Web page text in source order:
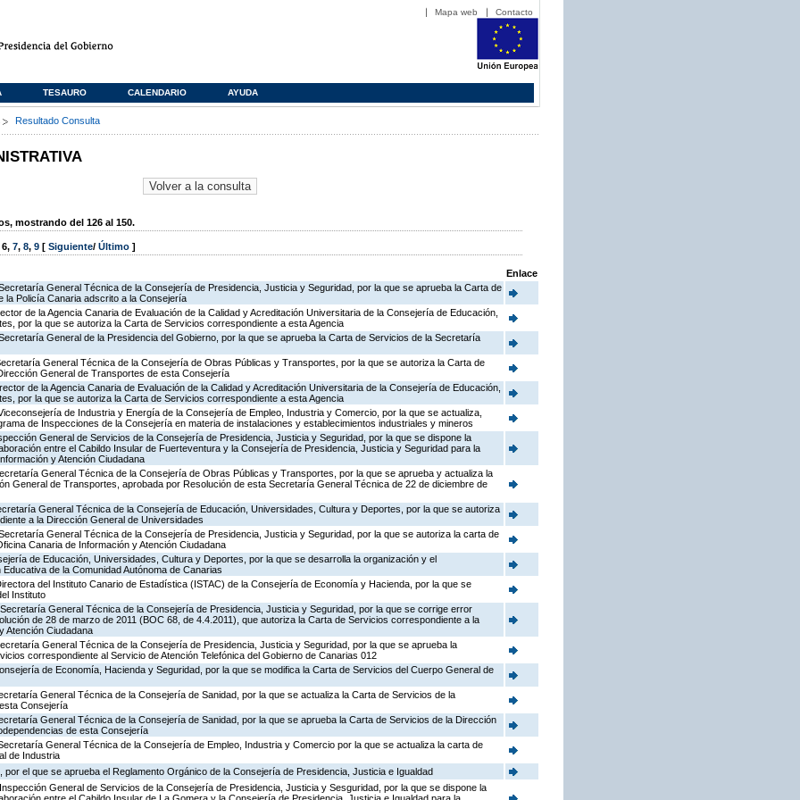
Mapa web Contacto
TESAURO CALENDARIO AYUDA
Resultado Consulta
mostrando del 126 al 150.
6, 7, 8, 9 [ Siguiente/ Último ]
Enlace
General Técnica de la Consejería de Presidencia, Justicia y Seguridad, por la que se aprueba la Carta de
la Policía Canaria adscrito a la Consejería
de la Agencia Canaria de Evaluación de la Calidad y Acreditación Universitaria de la Consejería de Educación,
por la que se autoriza la Carta de Servicios correspondiente a esta Agencia
General de la Presidencia del Gobierno, por la que se aprueba la Carta de Servicios de la Secretaría
General Técnica de la Consejería de Obras Públicas y Transportes, por la que se autoriza la Carta de
General de Transportes de esta Consejería
de la Agencia Canaria de Evaluación de la Calidad y Acreditación Universitaria de la Consejería de Educación,
por la que se autoriza la Carta de Servicios correspondiente a esta Agencia
de Industria y Energía de la Consejería de Empleo, Industria y Comercio, por la que se actualiza,
de Inspecciones de la Consejería en materia de instalaciones y establecimientos industriales y mineros
General de Servicios de la Consejería de Presidencia, Justicia y Seguridad, por la que se dispone la
entre el Cabildo Insular de Fuerteventura y la Consejería de Presidencia, Justicia y Seguridad para la
y Atención Ciudadana
General Técnica de la Consejería de Obras Públicas y Transportes, por la que se aprueba y actualiza la
General de Transportes, aprobada por Resolución de esta Secretaría General Técnica de 22 de diciembre de
General Técnica de la Consejería de Educación, Universidades, Cultura y Deportes, por la que se autoriza
a la Dirección General de Universidades
General Técnica de la Consejería de Presidencia, Justicia y Seguridad, por la que se autoriza la carta de
Canaria de Información y Atención Ciudadana
de Educación, Universidades, Cultura y Deportes, por la que se desarrolla la organización y el
de la Comunidad Autónoma de Canarias
del Instituto Canario de Estadística (ISTAC) de la Consejería de Economía y Hacienda, por la que se
Instituto
General Técnica de la Consejería de Presidencia, Justicia y Seguridad, por la que se corrige error
de 28 de marzo de 2011 (BOC 68, de 4.4.2011), que autoriza la Carta de Servicios correspondiente a la
Atención Ciudadana
General Técnica de la Consejería de Presidencia, Justicia y Seguridad, por la que se aprueba la
correspondiente al Servicio de Atención Telefónica del Gobierno de Canarias 012
de Economía, Hacienda y Seguridad, por la que se modifica la Carta de Servicios del Cuerpo General de
General Técnica de la Consejería de Sanidad, por la que se actualiza la Carta de Servicios de la
Consejería
General Técnica de la Consejería de Sanidad, por la que se aprueba la Carta de Servicios de la Dirección
de esta Consejería
General Técnica de la Consejería de Empleo, Industria y Comercio por la que se actualiza la carta de
de Industria
por el que se aprueba el Reglamento Orgánico de la Consejería de Presidencia, Justicia e Igualdad
General de Servicios de la Consejería de Presidencia, Justicia y Sesguridad, por la que se dispone la